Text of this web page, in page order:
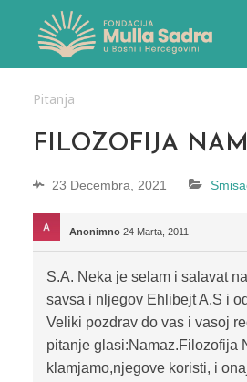
Pitanja
FILOZOFIJA
23 Decembra, 2021
Anonimno 24 Marta, 2011
S.A. Neka je selam i salavat
savsa i nljegov Ehlibejt A.S i
Veliki pozdrav do vas i vasoj
pitanje glasi:Namaz.Filozofija
klamjamo,njegove koristi, i